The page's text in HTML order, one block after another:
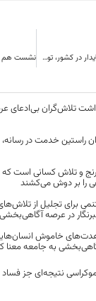
لازمه ی توسعه پایدار در کشور، توسعه روستاها به عنوان کانون های تولید و ارزش آفرینی است
تلاش‌گران بی‌ادعای
راستین خدمت در
و تلاش کسانی است
را بر دوش می‌کشند
برای تجلیل از
در عرصه آگاهی‌بخشی
خاموش
به جامعه معنا
نتیجه‌ای جز فساد